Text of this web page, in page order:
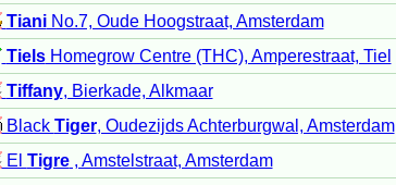
TianiNo.7, Oude Hoogstraat, Amsterdam
TielsHomegrow Centre (THC), Amperestraat, Tiel
Tiffany, Bierkade, Alkmaar
Black Tiger, Oudezijds Achterburgwal, Amsterdam
El Tigre, Amstelstraat, Amsterdam